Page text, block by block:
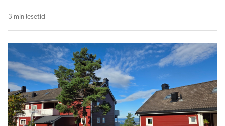
3 min lesetid